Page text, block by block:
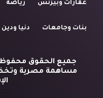
عقارات وبيزنس رياضة
بنات وجامعات دنيا ودين
جميع الحقوق
مساهمة مصرية